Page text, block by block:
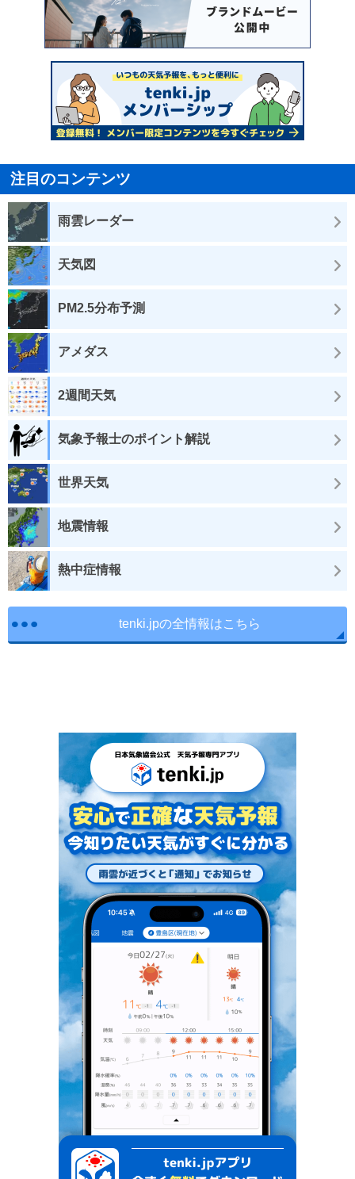
注目のコンテンツ
雨雲レーダー
天気図
PM2.5分布予測
アメダス
2週間天気
気象予報士のポイント解説
世界天気
地震情報
熱中症情報
tenki.jpの全情報はこちら